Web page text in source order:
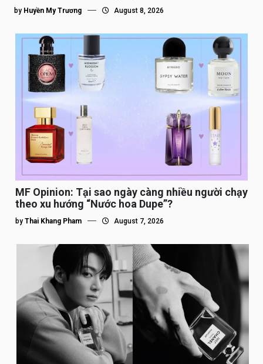
by Huyền My Trương August 8, 2026
MF Opinion: Tại sao ngày càng nhiều người chạy
theo xu hướng “Nước hoa Dupe”?
by Thai Khang Pham August 7, 2026